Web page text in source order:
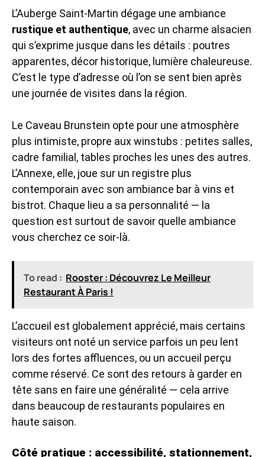
L’Auberge Saint-Martin dégage une ambiance
rustique et authentique, avec un charme alsacien
qui s’exprime jusque dans les détails : poutres
apparentes, décor historique, lumière chaleureuse.
C’est le type d’adresse où l’on se sent bien après
une journée de visites dans la région.
Le Caveau Brunstein opte pour une atmosphère
plus intimiste, propre aux winstubs : petites salles,
cadre familial, tables proches les unes des autres.
L’Annexe, elle, joue sur un registre plus
contemporain avec son ambiance bar à vins et
bistrot. Chaque lieu a sa personnalité — la
question est surtout de savoir quelle ambiance
vous cherchez ce soir-là.
To read : Rooster : Découvrez Le Meilleur
Restaurant À Paris !
L’accueil est globalement apprécié, mais certains
visiteurs ont noté un service parfois un peu lent
lors des fortes affluences, ou un accueil perçu
comme réservé. Ce sont des retours à garder en
tête sans en faire une généralité — cela arrive
dans beaucoup de restaurants populaires en
haute saison.
Côté pratique : accessibilité, stationnement,